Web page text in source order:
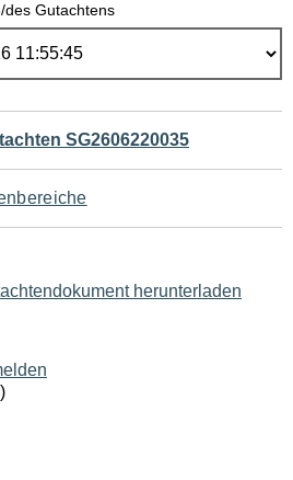
des Gutachtens
SG2606220035
herunterladen
)